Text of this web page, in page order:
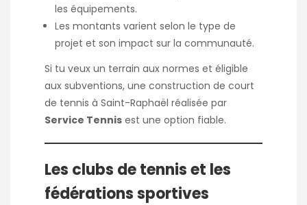
les équipements.
Les montants varient selon le type de
projet et son impact sur la communauté.
Si tu veux un terrain aux normes et éligible
aux subventions, une construction de court
de tennis à Saint-Raphaël réalisée par
Service Tennis est une option fiable.
Les clubs de tennis et les
fédérations sportives